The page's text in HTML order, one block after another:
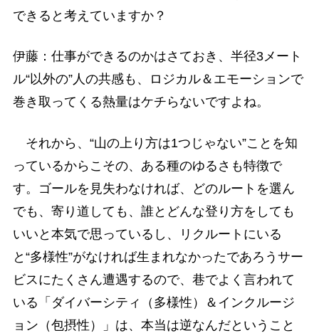
できると考えていますか？
伊藤：仕事ができるのかはさておき、半径3メート
ル“以外の”人の共感も、ロジカル＆エモーションで
巻き取ってくる熱量はケチらないですよね。
それから、“山の上り方は1つじゃない”ことを知
っているからこその、ある種のゆるさも特徴で
す。ゴールを見失わなければ、どのルートを選ん
でも、寄り道しても、誰とどんな登り方をしても
いいと本気で思っているし、リクルートにいる
と“多様性”がなければ生まれなかったであろうサー
ビスにたくさん遭遇するので、巷でよく言われて
いる「ダイバーシティ（多様性）＆インクルージ
ョン（包摂性）」は、本当は逆なんだということ